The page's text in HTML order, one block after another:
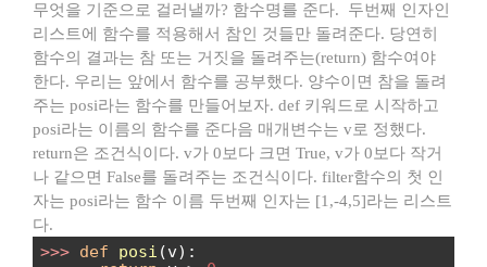
무엇을 기준으로 걸러낼까? 함수명를 준다. 두번째 인자인
리스트에 함수를 적용해서 참인 것들만 돌려준다. 당연히
함수의 결과는 참 또는 거짓을 돌려주는(return) 함수여야
한다. 우리는 앞에서 함수를 공부했다. 양수이면 참을 돌려
주는 posi라는 함수를 만들어보자. def 키워드로 시작하고
posi라는 이름의 함수를 준다음 매개변수는 v로 정했다.
return은 조건식이다. v가 0보다 크면 True, v가 0보다 작거
나 같으면 False를 돌려주는 조건식이다. filter함수의 첫 인
자는 posi라는 함수 이름 두번째 인자는 [1,-4,5]라는 리스트
다.
>>> def posi (v):